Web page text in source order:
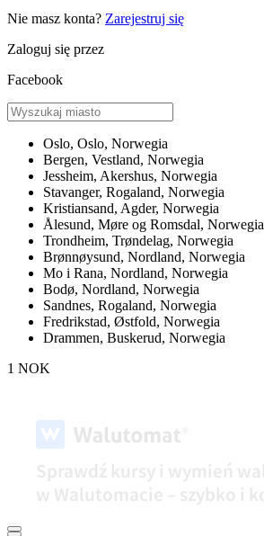
Nie masz konta? Zarejestruj się
Zaloguj się przez
Facebook
Oslo, Oslo, Norwegia
Bergen, Vestland, Norwegia
Jessheim, Akershus, Norwegia
Stavanger, Rogaland, Norwegia
Kristiansand, Agder, Norwegia
Ålesund, Møre og Romsdal, Norwegia
Trondheim, Trøndelag, Norwegia
Brønnøysund, Nordland, Norwegia
Mo i Rana, Nordland, Norwegia
Bodø, Nordland, Norwegia
Sandnes, Rogaland, Norwegia
Fredrikstad, Østfold, Norwegia
Drammen, Buskerud, Norwegia
1 NOK